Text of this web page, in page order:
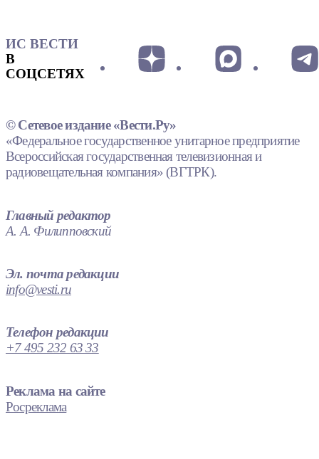
ИС ВЕСТИ
В
СОЦСЕТЯХ
© Сетевое издание «Вести.Ру»
«Федеральное государственное унитарное предприятие
Всероссийская государственная телевизионная и
радиовещательная компания» (ВГТРК).
Главный редактор
А. А. Филипповский
Эл. почта редакции
info@vesti.ru
Телефон редакции
+7 495 232 63 33
Реклама на сайте
Росреклама